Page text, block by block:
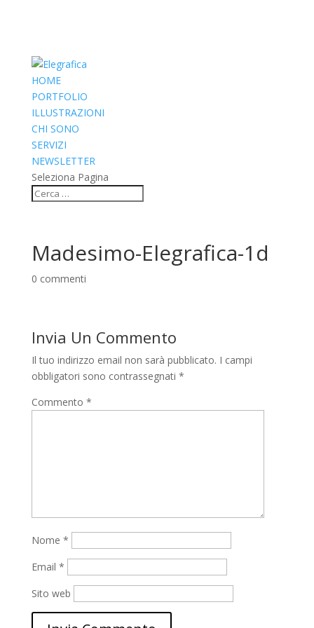
HOME
PORTFOLIO
ILLUSTRAZIONI
CHI SONO
SERVIZI
NEWSLETTER
Seleziona Pagina
Madesimo-Elegrafica-1d
0 commenti
Invia Un Commento
Il tuo indirizzo email non sarà pubblicato. I campi
obbligatori sono contrassegnati *
Commento *
Nome *
Email *
Sito web